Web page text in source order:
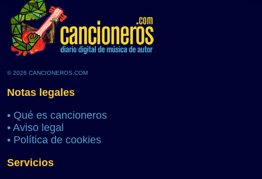
© 2026 CANCIONEROS.COM
Notas legales
• Qué es cancioneros
• Aviso legal
• Política de cookies
Servicios